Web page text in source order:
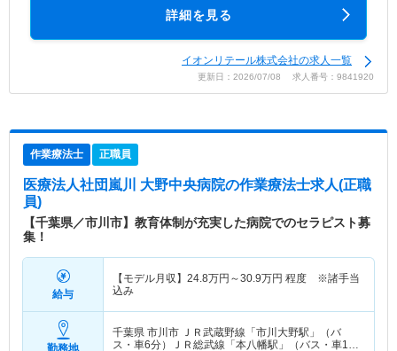
詳細を見る
イオンリテール株式会社の求人一覧
更新日：2026/07/08 求人番号：9841920
作業療法士 正職員
医療法人社団嵐川 大野中央病院の作業療法士求人(正職
員)
【千葉県／市川市】教育体制が充実した病院でのセラピスト募
集！
給与
【モデル月収】 24.8万円～30.9万円 程度 ※諸手当
込み
千葉県 市川市 ＪＲ武蔵野線「市川大野駅」（バ
ス・車6分）ＪＲ総武線「本八幡駅」（バス・車13